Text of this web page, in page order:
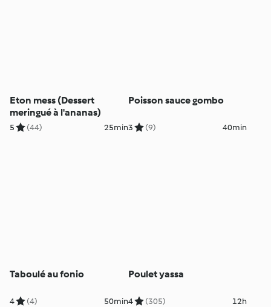
Eton mess (Dessert
meringué à l'ananas)
5 (44) 25min
Poisson sauce gombo
3 (9) 40min
Taboulé au fonio
4 (4) 50min
Poulet yassa
4 (305) 12h